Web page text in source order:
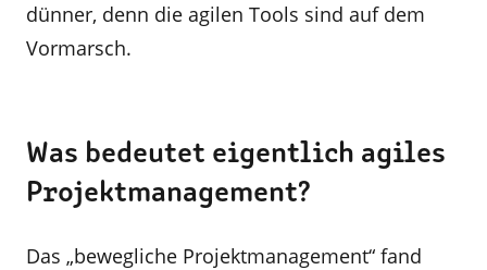
dünner, denn die agilen Tools sind auf dem
Vormarsch.
Was bedeutet eigentlich agiles
Projektmanagement?
Das „bewegliche Projektmanagement“ fand